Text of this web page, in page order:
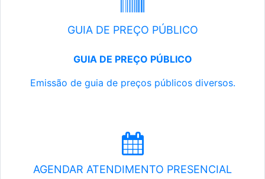
GUIA DE PREÇO PÚBLICO
GUIA DE PREÇO PÚBLICO
Emissão de guia de preços públicos diversos.
AGENDAR ATENDIMENTO PRESENCIAL